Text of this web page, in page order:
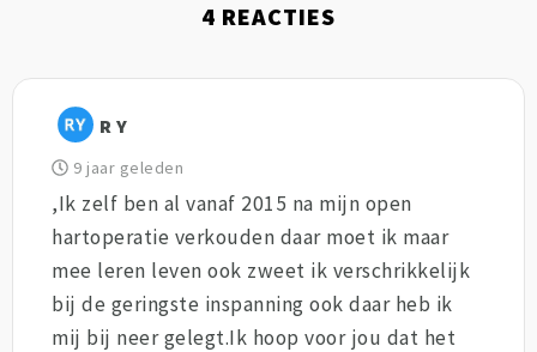
4 REACTIES
R Y
9 jaar geleden
,Ik zelf ben al vanaf 2015 na mijn open
hartoperatie verkouden daar moet ik maar
mee leren leven ook zweet ik verschrikkelijk
bij de geringste inspanning ook daar heb ik
mij bij neer gelegt.Ik hoop voor jou dat het